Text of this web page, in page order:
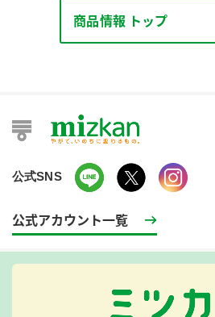
商品情報 トップ
公式SNS
公式アカウント一覧